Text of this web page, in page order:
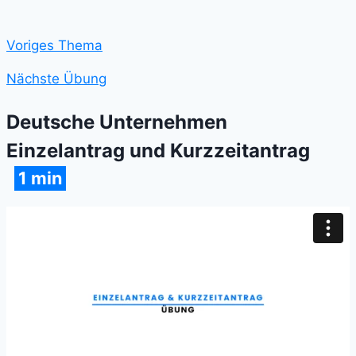
Voriges Thema
Nächste Übung
Deutsche Unternehmen
Einzelantrag und Kurzzeitantrag
1 min